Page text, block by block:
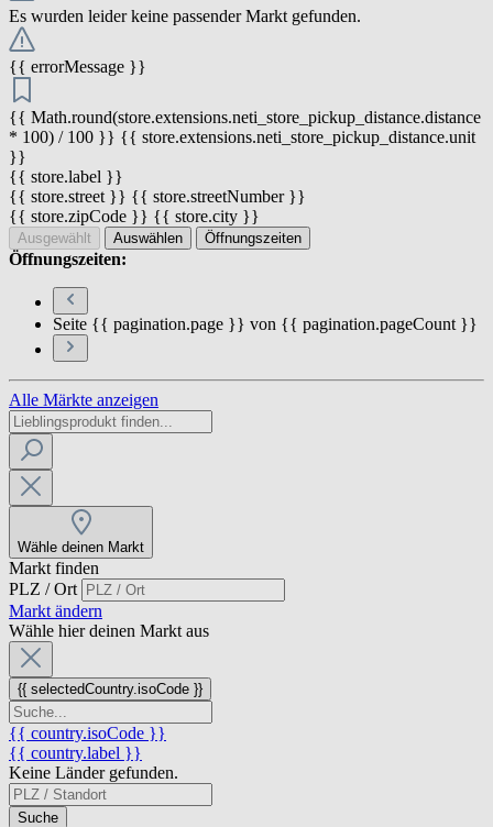
Es wurden leider keine passender Markt gefunden.
{{ errorMessage }}
{{ Math.round(store.extensions.neti_store_pickup_distance.distance
* 100) / 100 }} {{ store.extensions.neti_store_pickup_distance.unit
}}
{{ store.label }}
{{ store.street }} {{ store.streetNumber }}
{{ store.zipCode }} {{ store.city }}
Ausgewählt Auswählen Öffnungszeiten
Öffnungszeiten:
Seite {{ pagination.page }} von {{ pagination.pageCount }}
Alle Märkte anzeigen
Wähle deinen Markt
Markt finden
PLZ / Ort
Markt ändern
Wähle hier deinen Markt aus
{{ selectedCountry.isoCode }}
{{ country.isoCode }}
{{ country.label }}
Keine Länder gefunden.
Suche